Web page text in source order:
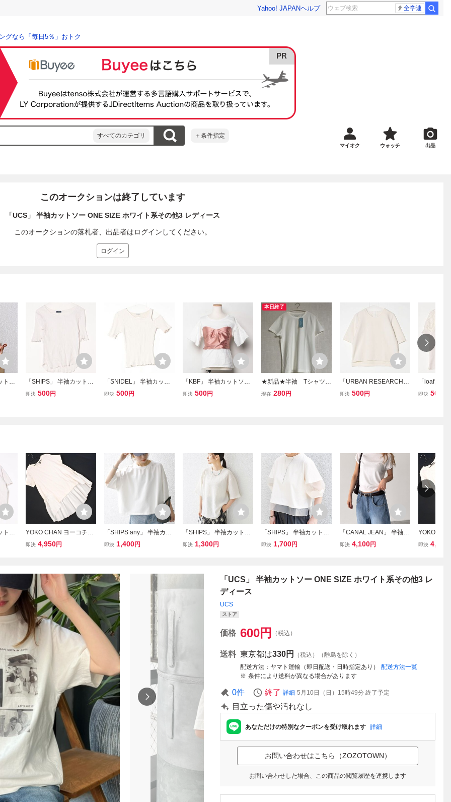
Yahoo! JAPANヘルプ 全学連
グなら「毎日5％」おトク
すべてのカテゴリ ＋条件指定
マイオク ウォッチ 出品
このオークションは終了しています
「UCS」 半袖カットソー ONE SIZE ホワイト系その他3 レディース
このオークションの落札者、出品者はログインしてください。
ログイン
トソ
「SHIPS」 半袖カットソ
ー ONE SIZE ホワイト レ
即決 500円
「SNIDEL」 半袖カット
ソー ONE SIZE ホワイト
即決 500円
「KBF」 半袖カットソー
ONE SIZE ホワイト レデ
即決 500円
本日終了
★新品★半袖 Tシャツ
カットソー 無地 クル
現在 280円
「URBAN RESEARCH」
半袖カットソー ONE SIZ
即決 500円
「loaf」
ONE SIZE
即決 500
トソ
YOKO CHAN ヨーコチャ
ン 半袖 切替 フレア カッ
即決 4,950円
「SHIPS any」 半袖カッ
トソー ONE SIZE ホワイ
即決 1,400円
「SHIPS」 半袖カットソ
ー ONE SIZE オフホワイ
即決 1,300円
「SHIPS」 半袖カットソ
ー ONE SIZE オフホワイ
即決 1,700円
「CANAL JEAN」 半袖カ
ットソー ONE SIZE ホワ
即決 4,100円
YOKO
ン 半袖 切
即決 4,950
「UCS」 半袖カットソー ONE SIZE ホワイト系その他3 レ
ディース
UCS
ストア
価格 600円 （税込）
送料 東京都は330円
（税込）（離島を除く）
配送方法
ヤマト運輸（即日配送・日時指定あり）
配送方法一覧
条件により送料が異なる場合があります
0件 終了 詳細 5月10日（日）15時49分 終了予定
目立った傷や汚れなし
あなただけの特別なクーポンを受け取れます 詳細
お問い合わせはこちら（ZOZOTOWN）
お問い合わせした場合、この商品の閲覧履歴を連携します